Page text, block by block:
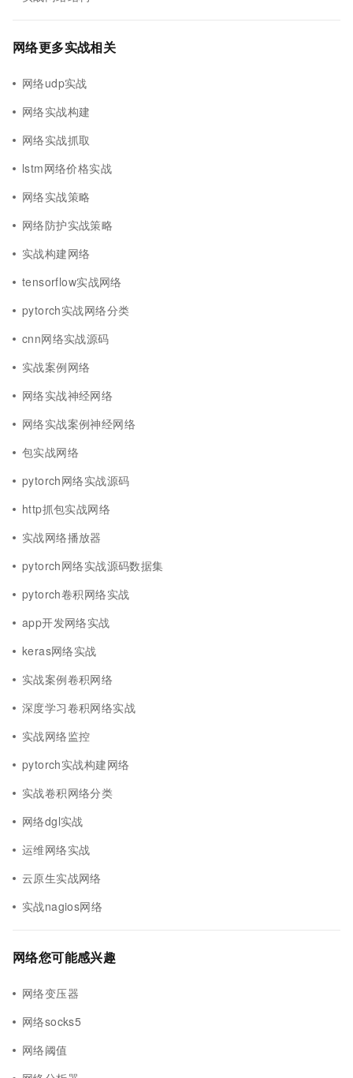
网络更多实战相关
网络udp实战
网络实战构建
网络实战抓取
lstm网络价格实战
网络实战策略
网络防护实战策略
实战构建网络
tensorflow实战网络
pytorch实战网络分类
cnn网络实战源码
实战案例网络
网络实战神经网络
网络实战案例神经网络
包实战网络
pytorch网络实战源码
http抓包实战网络
实战网络播放器
pytorch网络实战源码数据集
pytorch卷积网络实战
app开发网络实战
keras网络实战
实战案例卷积网络
深度学习卷积网络实战
实战网络监控
pytorch实战构建网络
实战卷积网络分类
网络dgl实战
运维网络实战
云原生实战网络
实战nagios网络
网络您可能感兴趣
网络变压器
网络socks5
网络阈值